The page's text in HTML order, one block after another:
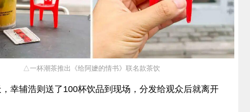
△一杯潮茶推出《给阿嬷的情书》联名款茶饮
幸辅浩则送了100杯饮品到现场，分发给观众后就离开